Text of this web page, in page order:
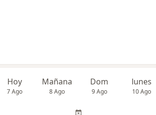
Hoy
7 Ago
Mañana
8 Ago
Dom
9 Ago
lunes
10 Ago